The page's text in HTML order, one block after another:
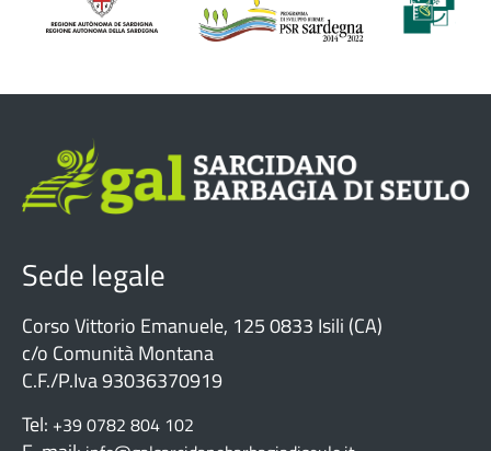
Sede legale
Corso Vittorio Emanuele, 125 0833 Isili (CA)
c/o Comunità Montana
C.F./P.Iva 93036370919
Tel: +39 0782 804 102